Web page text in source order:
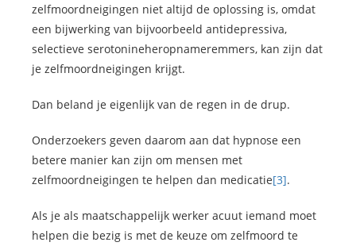
zelfmoordneigingen niet altijd de oplossing is, omdat
een bijwerking van bijvoorbeeld antidepressiva,
selectieve serotonineheropnameremmers, kan zijn dat
je zelfmoordneigingen krijgt.
Dan beland je eigenlijk van de regen in de drup.
Onderzoekers geven daarom aan dat hypnose een
betere manier kan zijn om mensen met
zelfmoordneigingen te helpen dan medicatie[3].
Als je als maatschappelijk werker acuut iemand moet
helpen die bezig is met de keuze om zelfmoord te